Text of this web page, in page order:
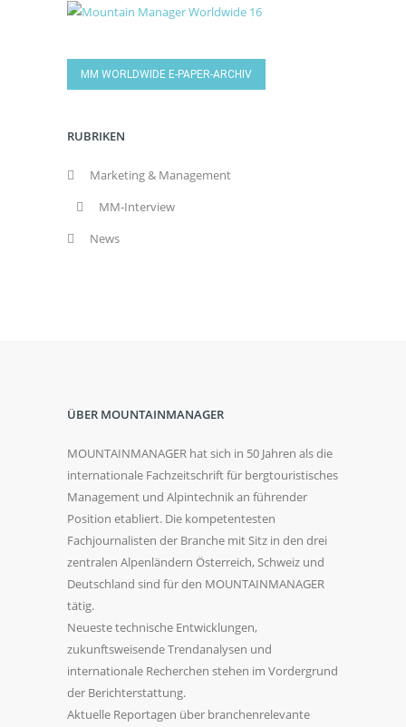
MM WORLDWIDE E-PAPER-ARCHIV
RUBRIKEN
Marketing & Management
MM-Interview
News
ÜBER MOUNTAINMANAGER
MOUNTAINMANAGER hat sich in 50 Jahren als die
internationale Fachzeitschrift für bergtouristisches
Management und Alpintechnik an führender
Position etabliert. Die kompetentesten
Fachjournalisten der Branche mit Sitz in den drei
zentralen Alpenländern Österreich, Schweiz und
Deutschland sind für den MOUNTAINMANAGER
tätig.
Neueste technische Entwicklungen,
zukunftsweisende Trendanalysen und
internationale Recherchen stehen im Vordergrund
der Berichterstattung.
Aktuelle Reportagen über branchenrelevante